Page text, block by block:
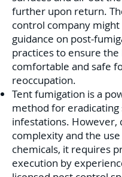
further upon return.
control company
guidance on post-
practices to ensure the
comfortable and safe
reoccupation.
Tent fumigation is a
method for
infestations. However,
complexity and the
chemicals, it requires
execution by